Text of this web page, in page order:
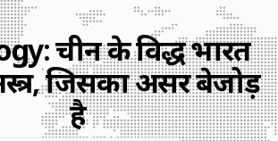
चीन के विरुद्ध भारत
जिसका असर बेजोड़
है